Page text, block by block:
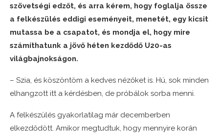
szövetségi edzőt, és arra kérem, hogy foglalja össze
a felkészülés eddigi eseményeit, menetét, egy kicsit
mutassa be a csapatot, és mondja el, hogy mire
számíthatunk a jövő héten kezdődő U20-as
világbajnokságon.
– Szia, és köszöntöm a kedves nézőket is. Hú, sok minden
elhangzott itt a kérdésben, de próbálok sorba menni.
A felkészülés gyakorlatilag már decemberben
elkezdődött. Amikor megtudtuk, hogy mennyire korán